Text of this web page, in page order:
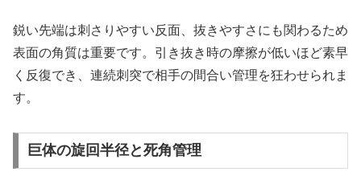
鋭い先端は刺さりやすい反面、抜きやすさにも関わるため
表面の角質は重要です。引き抜き時の摩擦が低いほど素早
く反復でき、連続刺突で相手の間合い管理を狂わせられま
す。
巨体の旋回半径と死角管理